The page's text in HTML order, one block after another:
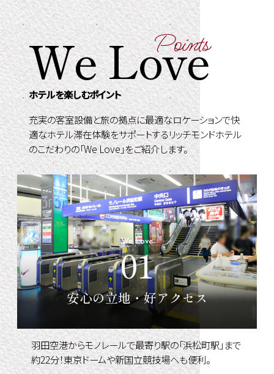
WeLove
Points
ホテルを楽しむポイント
充実の客室設備と旅の拠点に最適なロケーションで快
適なホテル滞在体験をサポートするリッチモンドホテル
のこだわりの「We Love」をご紹介します。
We Love
01
安心の立地・好アクセス
羽田空港からモノレールで最寄り駅の「浜松町駅」まで
約22分！東京ドームや新国立競技場へも便利。